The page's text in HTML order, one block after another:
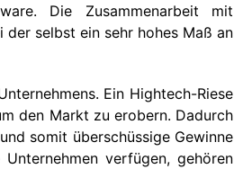
Die Zusammenarbeit mit
selbst ein sehr hohes Maß an
Ein Hightech-Riese
den Markt zu erobern. Dadurch
somit überschüssige Gewinne
verfügen, gehören